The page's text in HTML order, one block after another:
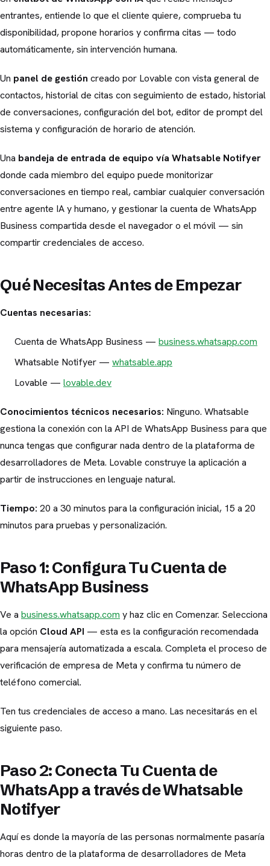
entrantes, entiende lo que el cliente quiere, comprueba tu
disponibilidad, propone horarios y confirma citas — todo
automáticamente, sin intervención humana.
Un panel de gestión creado por Lovable con vista general de
contactos, historial de citas con seguimiento de estado, historial
de conversaciones, configuración del bot, editor de prompt del
sistema y configuración de horario de atención.
Una bandeja de entrada de equipo vía Whatsable Notifyer
donde cada miembro del equipo puede monitorizar
conversaciones en tiempo real, cambiar cualquier conversación
entre agente IA y humano, y gestionar la cuenta de WhatsApp
Business compartida desde el navegador o el móvil — sin
compartir credenciales de acceso.
Qué Necesitas Antes de Empezar
Cuentas necesarias:
Cuenta de WhatsApp Business — business.whatsapp.com
Whatsable Notifyer — whatsable.app
Lovable — lovable.dev
Conocimientos técnicos necesarios: Ninguno. Whatsable
gestiona la conexión con la API de WhatsApp Business para que
nunca tengas que configurar nada dentro de la plataforma de
desarrolladores de Meta. Lovable construye la aplicación a
partir de instrucciones en lenguaje natural.
Tiempo: 20 a 30 minutos para la configuración inicial, 15 a 20
minutos para pruebas y personalización.
Paso 1: Configura Tu Cuenta de
WhatsApp Business
Ve a business.whatsapp.com y haz clic en Comenzar. Selecciona
la opción Cloud API — esta es la configuración recomendada
para mensajería automatizada a escala. Completa el proceso de
verificación de empresa de Meta y confirma tu número de
teléfono comercial.
Ten tus credenciales de acceso a mano. Las necesitarás en el
siguiente paso.
Paso 2: Conecta Tu Cuenta de
WhatsApp a través de Whatsable
Notifyer
Aquí es donde la mayoría de las personas normalmente pasaría
horas dentro de la plataforma de desarrolladores de Meta